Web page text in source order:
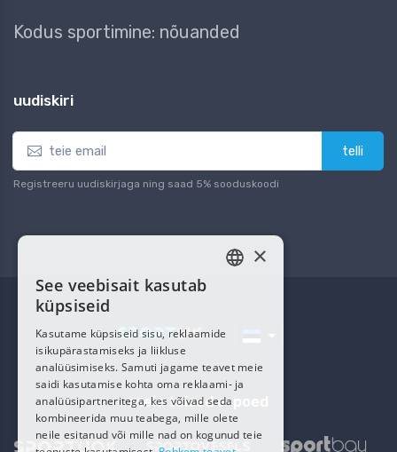
Kodus sportimine: nõuanded
uudiskiri
telli
Registreeru uudiskirjaga ning saad 5% sooduskoodi
meie teised e-poed
×
See veebisait kasutab
küpsiseid
Kasutame küpsiseid sisu, reklaamide
isikupärastamiseks ja liikluse
analüüsimiseks. Samuti jagame teavet meie
saidi kasutamise kohta oma reklaami- ja
analüüsipartneritega, kes võivad seda
kombineerida muu teabega, mille olete
neile esitanud või mille nad on kogunud teie